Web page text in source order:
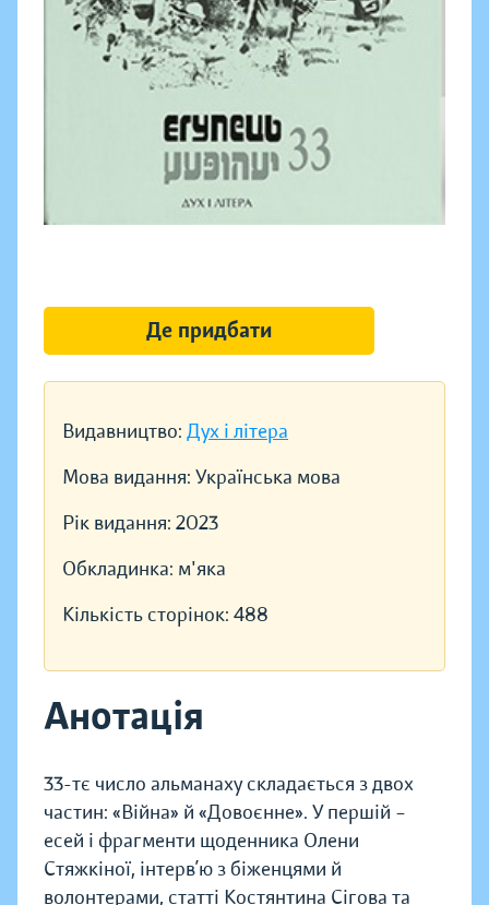
Видавництво: Дух і літера
Мова видання: Українська мова
Рік видання: 2023
Обкладинка: м'яка
Кількість сторінок: 488
Анотація
33-тє число альманаху складається з двох
частин: «Війна» й «Довоєнне». У першій –
есей і фрагменти щоденника Олени
Стяжкіної, інтерв’ю з біженцями й
волонтерами, статті Костянтина Сігова та
Де придбати